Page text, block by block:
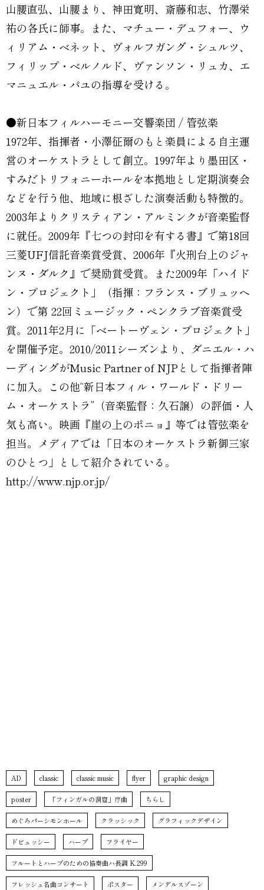
山腰直弘、山腰まり、神田寛明、斎藤和志、竹澤栄
祐の各氏に師事。また、マチュー・デュフォー、ウ
ィリアム・ベネット、ヴォルフガング・シュルツ、
フィリップ・ベルノルド、ヴァンソン・リュカ、エ
マニュエル・パユの指導を受ける。
●新日本フィルハーモニー交響楽団 / 管弦楽
1972年、指揮者・小澤征爾のもと楽員による自主運
営のオーケストラとして創立。1997年より墨田区・
すみだトリフォニーホールを本拠地とし定期演奏会
などを行う他、地域に根ざした演奏活動も特徴的。
2003年よりクリスティアン・アルミンクが音楽監督
に就任。2009年『七つの封印を有する書』で第18回
三菱UFJ信託音楽賞受賞、2006年『火刑台上のジャ
ンヌ・ダルク』で奨励賞受賞。また2009年「ハイド
ン・プロジェクト」（指揮：フランス・ブリュッヘ
ン）で第 22回ミュージック・ペンクラブ音楽賞受
賞。2011年2月に「ベートーヴェン・プロジェクト」
を開催予定。2010/2011シーズンより、ダニエル・ハ
ーディングがMusic Partner of NJPとして指揮者陣
に加入。この他“新日本フィル・ワールド・ドリー
ム・オーケストラ”（音楽監督：久石譲）の評価・人
気も高い。映画『崖の上のポニョ』等では管弦楽を
担当。メディアでは「日本のオーケストラ新御三家
のひとつ」として紹介されている。
http://www.njp.or.jp/
AD classic classic music flyer graphic design
poster 「フィンガルの洞窟」序曲 ちらし
めぐろパーシモンホール クラッシック グラフィックデザイン
ドビュッシー ハープ フライヤー
フルートとハープのための協奏曲ハ長調 K.299
フレッシュ名曲コンサート ポスター メンデルスゾーン